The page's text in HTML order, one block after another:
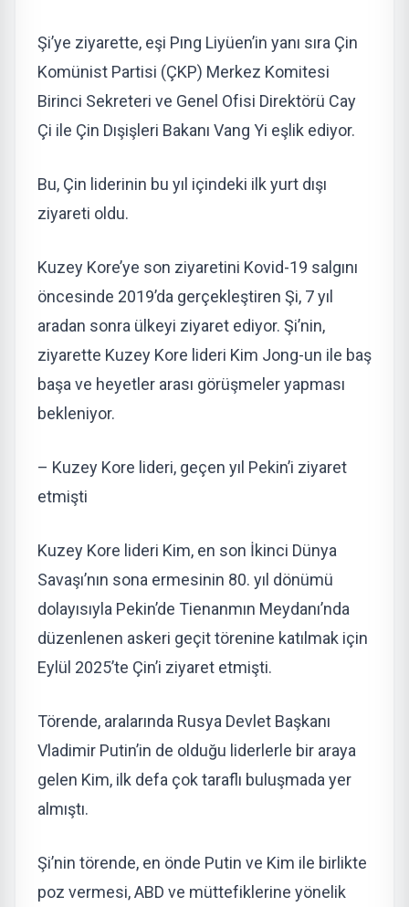
Şi’ye ziyarette, eşi Pıng Liyüen’in yanı sıra Çin
Komünist Partisi (ÇKP) Merkez Komitesi
Birinci Sekreteri ve Genel Ofisi Direktörü Cay
Çi ile Çin Dışişleri Bakanı Vang Yi eşlik ediyor.
Bu, Çin liderinin bu yıl içindeki ilk yurt dışı
ziyareti oldu.
Kuzey Kore’ye son ziyaretini Kovid-19 salgını
öncesinde 2019’da gerçekleştiren Şi, 7 yıl
aradan sonra ülkeyi ziyaret ediyor. Şi’nin,
ziyarette Kuzey Kore lideri Kim Jong-un ile baş
başa ve heyetler arası görüşmeler yapması
bekleniyor.
– Kuzey Kore lideri, geçen yıl Pekin’i ziyaret
etmişti
Kuzey Kore lideri Kim, en son İkinci Dünya
Savaşı’nın sona ermesinin 80. yıl dönümü
dolayısıyla Pekin’de Tienanmın Meydanı’nda
düzenlenen askeri geçit törenine katılmak için
Eylül 2025’te Çin’i ziyaret etmişti.
Törende, aralarında Rusya Devlet Başkanı
Vladimir Putin’in de olduğu liderlerle bir araya
gelen Kim, ilk defa çok taraflı buluşmada yer
almıştı.
Şi’nin törende, en önde Putin ve Kim ile birlikte
poz vermesi, ABD ve müttefiklerine yönelik